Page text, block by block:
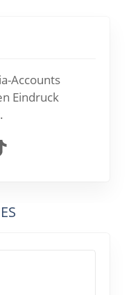
Accounts
Eindruck